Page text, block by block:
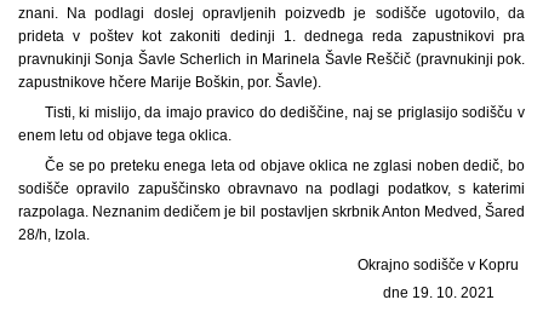
znani. Na podlagi doslej opravljenih poizvedb je sodišče ugotovilo, da
prideta v poštev kot zakoniti dedinji 1. dednega reda zapustnikovi pra
pravnukinji Sonja Šavle Scherlich in Marinela Šavle Reščič (pravnukinji pok.
zapustnikove hčere Marije Boškin, por. Šavle).
Tisti, ki mislijo, da imajo pravico do dediščine, naj se priglasijo sodišču v
enem letu od objave tega oklica.
Če se po preteku enega leta od objave oklica ne zglasi noben dedič, bo
sodišče opravilo zapuščinsko obravnavo na podlagi podatkov, s katerimi
razpolaga. Neznanim dedičem je bil postavljen skrbnik Anton Medved, Šared
28/h, Izola.
Okrajno sodišče v Kopru
dne 19. 10. 2021